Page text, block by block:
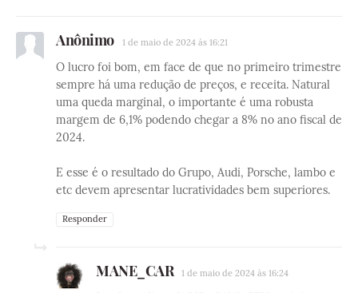
Anônimo 1 de maio de 2024 às 16:21
O lucro foi bom, em face de que no primeiro trimestre
sempre há uma redução de preços, e receita. Natural
uma queda marginal, o importante é uma robusta
margem de 6,1% podendo chegar a 8% no ano fiscal de
2024.
E esse é o resultado do Grupo, Audi, Porsche, lambo e
etc devem apresentar lucratividades bem superiores.
Responder
MANE_CAR 1 de maio de 2024 às 16:24